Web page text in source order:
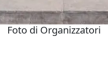
Foto di Organizzatori